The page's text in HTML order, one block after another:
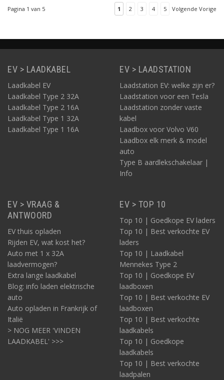
van deze kabel is 7,5
Pagina 1 van 5 1 2 3 4 5 Volgende Vorige
EV > LAADKABEL
Laadkabel EV
Laadkabel Type 2 32A
Laadkabel Type 2 16A
Laadkabel Type 1 32A
Laadkabel Type 1 16A
EV > LAADSTATION
Laadstation EV: welke zijn er?
Laadstation voor een Tesla
Laadstation zonder vaste
kabel
Laadbox voor Volvo V60
Laadbox elk merk & model
auto
Type B aardlekschakelaar |
Info
EV > VRAAG &
ANTWOORD
EV thuis opladen
Rijden EV, wat kost het?
Auto met 1 x 32A
laadvermogen?
Extra lange laadkabel
Blog: info laden elektrische
auto
Auto opladen in Frankrijk of
Italië
> NOG MEER 'VINDEN
LAADKABEL' >>>
EV > TOP 10
Top 10 | Goedkope EV laders
Top 10 | Best verkochte EV
laders
Top 10 | Laadkabel
Mennekes Type 2
Top 10 | Goedkope EV
laadboxen
Top 10 | Best verkochte EV
laadboxen
Top 10 | Best verkochte
laadkabels
Top 10 | Goedkope
laadkabels
Top 10 | Best verkochte
laadpalen